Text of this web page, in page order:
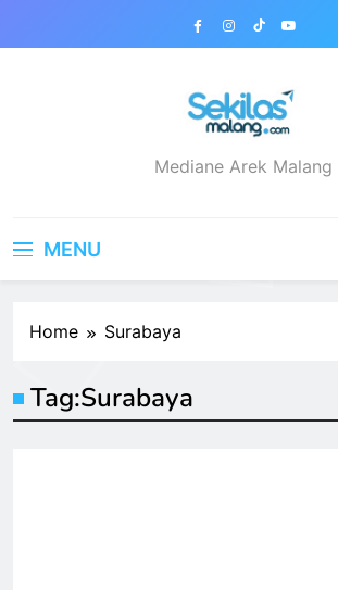
Mediane Arek Malang
MENU
Home Surabaya
Tag:Surabaya